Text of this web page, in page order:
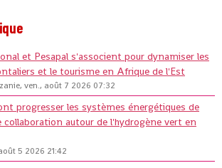
et Pesapal s'associent pour dynamiser les
et le tourisme en Afrique de l'Est
ven., août 7 2026 07:32
progresser les systèmes énergétiques de
collaboration autour de l'hydrogène vert en
5 2026 21:42